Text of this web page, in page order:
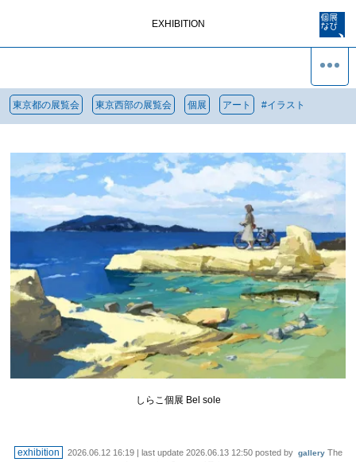
EXHIBITION
東京都の展覧会 東京西部の展覧会 個展 アート #イラスト
しらこ個展 Bel sole
exhibition 2026.06.12 16:19| last update 2026.06.13 12:50posted by gallery The